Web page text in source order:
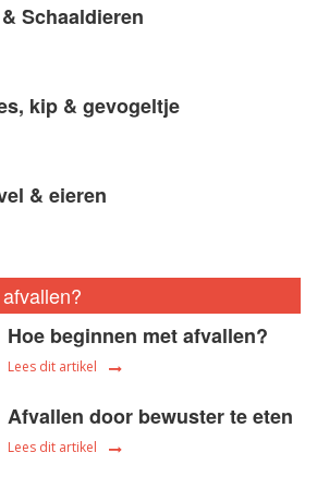
Schaaldieren
kip & gevogeltje
& eieren
Hoe beginnen met afvallen?
Lees dit artikel
Afvallen door bewuster te eten
Lees dit artikel